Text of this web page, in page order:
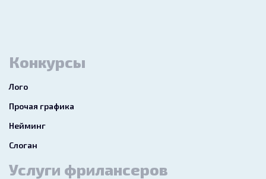
Конкурсы
Лого
Прочая графика
Нейминг
Слоган
Услуги фрилансеров